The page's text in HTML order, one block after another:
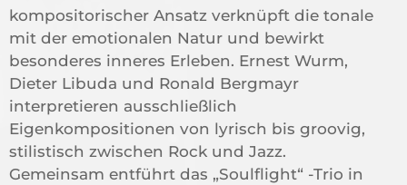
kompositorischer Ansatz verknüpft die tonale
mit der emotionalen Natur und bewirkt
besonderes inneres Erleben. Ernest Wurm,
Dieter Libuda und Ronald Bergmayr
interpretieren ausschließlich
Eigenkompositionen von lyrisch bis groovig,
stilistisch zwischen Rock und Jazz.
Gemeinsam entführt das „Soulflight“ -Trio in